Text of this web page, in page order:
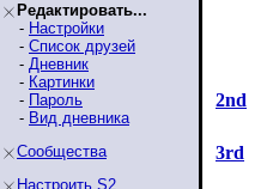
Редактировать...
- Настройки
- Список друзей
- Дневник
- Картинки
- Пароль
- Вид дневника
Сообщества
Настроить S2
2nd
3rd